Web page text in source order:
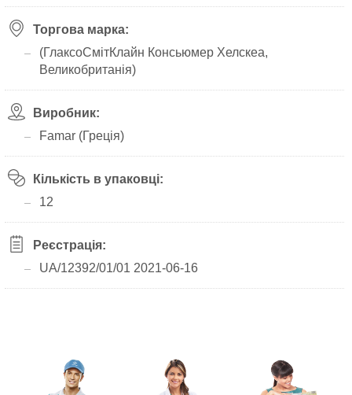
Торгова марка:
(ГлаксоСмітКлайн Консьюмер Хелскеа,
Великобританія)
Виробник:
Famar (Греція)
Кількість в упаковці:
12
Реєстрація:
UA/12392/01/01 2021-06-16